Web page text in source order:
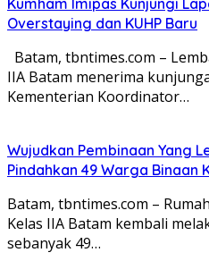
Overstaying dan KUHP Baru
Batam, tbntimes.com –
IIA Batam menerima
Kementerian Koordinator…
Wujudkan Pembinaan Yang
Pindahkan 49 Warga Binaan
Batam, tbntimes.com –
Kelas IIA Batam kembali
sebanyak 49…